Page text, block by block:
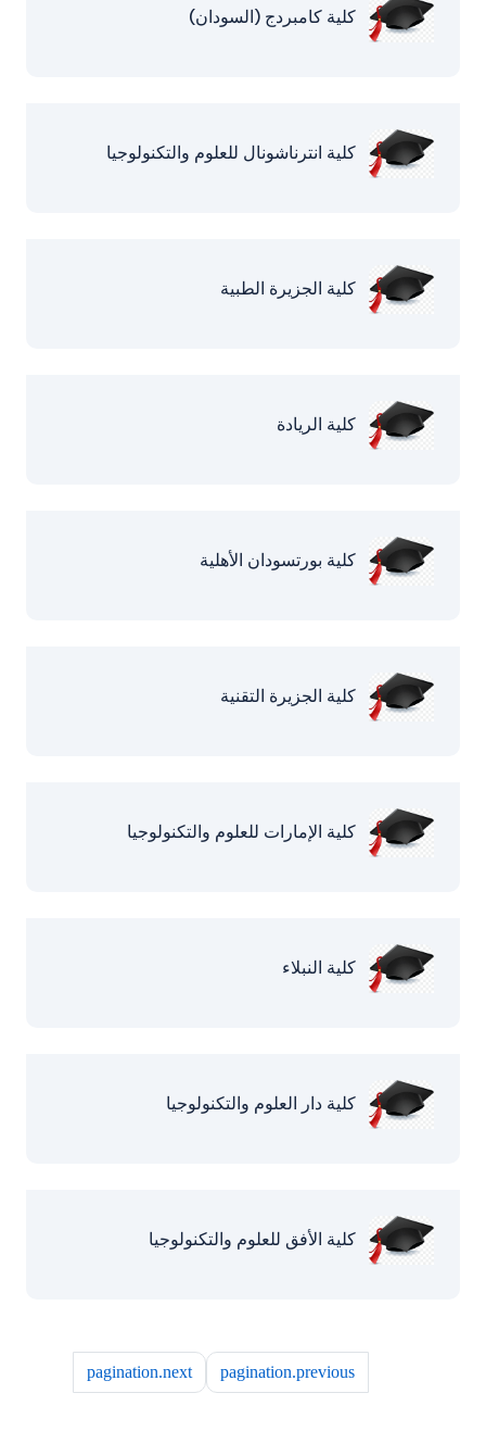
كلية كامبردج (السودان)
كلية انترناشونال للعلوم والتكنولوجيا
كلية الجزيرة الطبية
كلية الريادة
كلية بورتسودان الأهلية
كلية الجزيرة التقنية
كلية الإمارات للعلوم والتكنولوجيا
كلية النبلاء
كلية دار العلوم والتكنولوجيا
كلية الأفق للعلوم والتكنولوجيا
pagination.previous
pagination.next